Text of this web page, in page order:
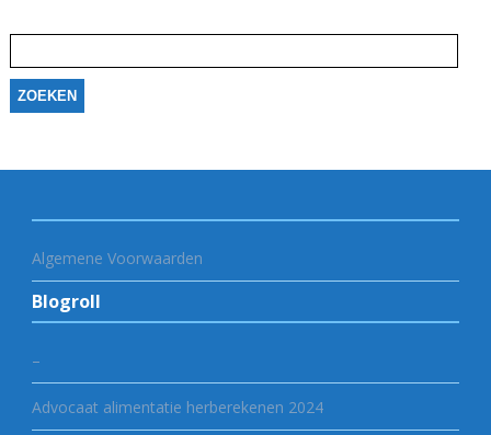
naar:
Algemene Voorwaarden
Blogroll
–
Advocaat alimentatie herberekenen 2024